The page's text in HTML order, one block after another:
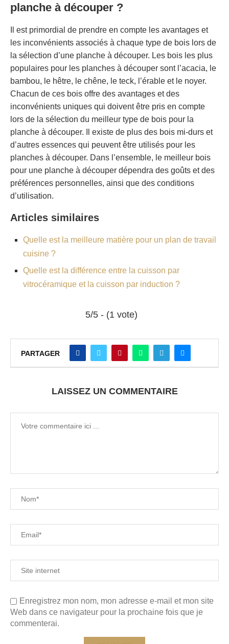
planche à découper ?
Il est primordial de prendre en compte les avantages et
les inconvénients associés à chaque type de bois lors de
la sélection d’une planche à découper. Les bois les plus
populaires pour les planches à découper sont l’acacia, le
bambou, le hêtre, le chêne, le teck, l’érable et le noyer.
Chacun de ces bois offre des avantages et des
inconvénients uniques qui doivent être pris en compte
lors de la sélection du meilleur type de bois pour la
planche à découper. Il existe de plus des bois mi-durs et
d’autres essences qui peuvent être utilisés pour les
planches à découper. Dans l’ensemble, le meilleur bois
pour une planche à découper dépendra des goûts et des
préférences personnelles, ainsi que des conditions
d’utilisation.
Articles similaires
Quelle est la meilleure matière pour un plan de travail
cuisine ?
Quelle est la différence entre la cuisson par
vitrocéramique et la cuisson par induction ?
5/5 - (1 vote)
PARTAGER
LAISSEZ UN COMMENTAIRE
Enregistrez mon nom, mon adresse e-mail et mon site
Web dans ce navigateur pour la prochaine fois que je
commenterai.